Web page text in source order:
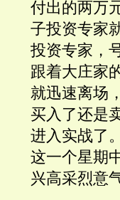
付出的两万
子投资专家
投资专家，
跟着大庄家
就迅速离场
买入了还是
进入实战了
这一个星期
兴高采烈意